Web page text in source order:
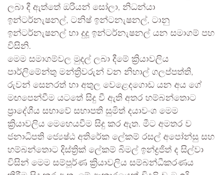
ලබා දී ඇත්තේ ඔරියන් සෝලා, නිධන්යා
ඉන්ටර්නැෂනල්, ටනිෂ් ඉන්ටනැෂනල්, ටානු
ඉන්ටර්නැෂනල් හා දුදූ ඉන්ටර්නැෂනල් යන සමාගම් පහ
විසිනි.
මෙම සමාගම්වල මුදල් ලබා දීමේ ක්‍රියාවලිය
පාර්ලිමේන්තු මන්ත්‍රිවරුන් වන නිහාල් ගලප්පත්ති,
රුවන් සෙනරත් හා අතුල වෙළෙදගොඩ යන අය ගේ
මඟපෙන්වීම යටතේ සිදු වී ඇති අතර හම්බන්තොට
ප්‍රාදේශීය සභාවේ සභාපති සුමිත් දයාවංශ මෙම
ක්‍රියාවලිය මෙහෙයවීම සිදු කර ඇත. මීට අමතර ව
ජනාධිපති ජ්‍යෙෂ්ඨ අතිරේක ලේකම් රසල් අපෝන්සු සහ
හම්බන්තොට දිස්ත්‍රික් ලේකම් බිමල් ඉන්ද්‍රජිත් ද සිල්වා
විසින් මෙම සම්පූර්ණ ක්‍රියාවලිය සම්බන්ධීකරණය